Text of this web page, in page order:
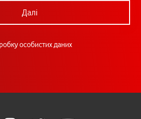
Далі
особистих даних